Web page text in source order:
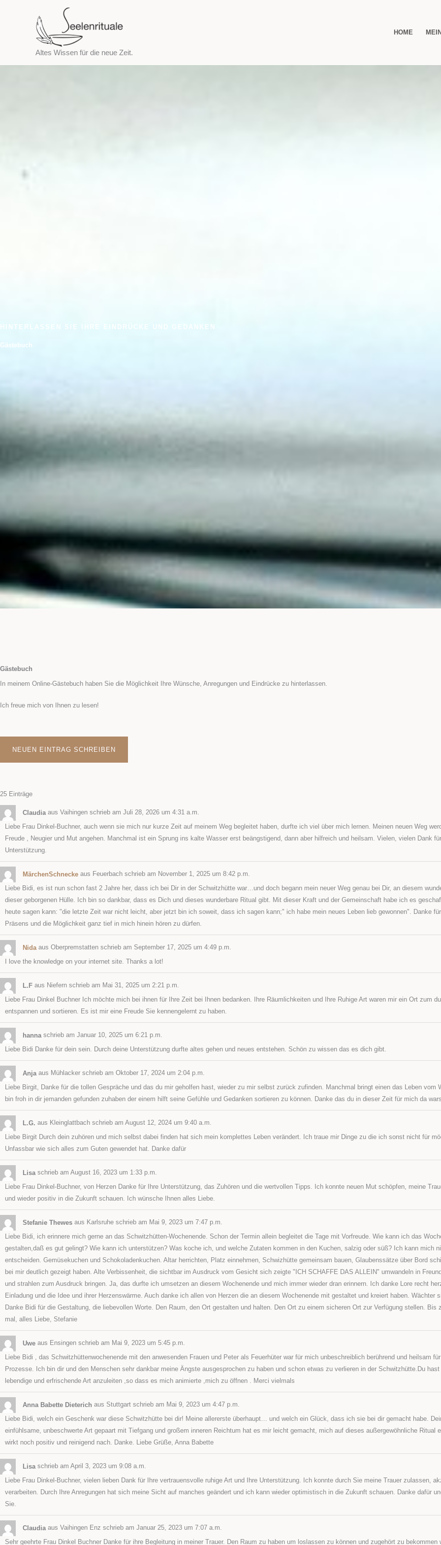
Altes Wissen für die neue Zeit.
HOME
HINTERLASSEN SIE IHRE EINDRÜCKE UND GEDANKEN
Gästebuch
Gästebuch
In meinem Online-Gästebuch haben Sie die Möglichkeit Ihre Wünsche, Anregungen und Eindrücke zu hinterlassen.
Ich freue mich von Ihnen zu lesen!
25 Einträge
Claudia aus Vaihingen schrieb am Juli 28, 2026 um 4:31 a.m.
Liebe Frau Dinkel-Buchner, auch wenn sie mich nur kurze Zeit auf meinem Weg begleitet haben, durfte ich viel über mich lernen. Meinen neuen Weg
Freude , Neugier und Mut angehen. Manchmal ist ein Sprung ins kalte Wasser erst beängstigend, dann aber hilfreich und heilsam. Vielen, vielen Dank
Unterstützung.
MärchenSchnecke aus Feuerbach schrieb am November 1, 2025 um 8:42 p.m.
Liebe Bidi, es ist nun schon fast 2 Jahre her, dass ich bei Dir in der Schwitzhütte war…und doch begann mein neuer Weg genau bei Dir, an diesem
dieser geborgenen Hülle. Ich bin so dankbar, dass es Dich und dieses wunderbare Ritual gibt. Mit dieser Kraft und der Gemeinschaft habe ich es
heute sagen kann: "die letzte Zeit war nicht leicht, aber jetzt bin ich soweit, dass ich sagen kann;" ich habe mein neues Leben lieb gewonnen". Danke
Präsens und die Möglichkeit ganz tief in mich hinein hören zu dürfen.
Nida aus Oberpremstatten schrieb am September 17, 2025 um 4:49 p.m.
I love the knowledge on your internet site. Thanks a lot!
L.F aus Niefern schrieb am Mai 31, 2025 um 2:21 p.m.
Liebe Frau Dinkel Buchner Ich möchte mich bei ihnen für Ihre Zeit bei Ihnen bedanken. Ihre Räumlichkeiten und Ihre Ruhige Art waren mir ein Ort zum
entspannen und sortieren. Es ist mir eine Freude Sie kennengelernt zu haben.
hanna schrieb am Januar 10, 2025 um 6:21 p.m.
Liebe Bidi Danke für dein sein. Durch deine Unterstützung durfte altes gehen und neues entstehen. Schön zu wissen das es dich gibt.
Anja aus Mühlacker schrieb am Oktober 17, 2024 um 2:04 p.m.
Liebe Birgit, Danke für die tollen Gespräche und das du mir geholfen hast, wieder zu mir selbst zurück zufinden. Manchmal bringt einen das Leben vom
bin froh in dir jemanden gefunden zuhaben der einem hilft seine Gefühle und Gedanken sortieren zu können. Danke das du in dieser Zeit für mich da
L.G. aus Kleinglattbach schrieb am August 12, 2024 um 9:40 a.m.
Liebe Birgit Durch dein zuhören und mich selbst dabei finden hat sich mein komplettes Leben verändert. Ich traue mir Dinge zu die ich sonst nicht für
Unfassbar wie sich alles zum Guten gewendet hat. Danke dafür
Lisa schrieb am August 16, 2023 um 1:33 p.m.
Liebe Frau Dinkel-Buchner, von Herzen Danke für Ihre Unterstützung, das Zuhören und die wertvollen Tipps. Ich konnte neuen Mut schöpfen, meine
und wieder positiv in die Zukunft schauen. Ich wünsche Ihnen alles Liebe.
Stefanie Thewes aus Karlsruhe schrieb am Mai 9, 2023 um 7:47 p.m.
Liebe Bidi, ich erinnere mich gerne an das Schwitzhütten-Wochenende. Schon der Termin allein begleitet die Tage mit Vorfreude. Wie kann ich das
gestalten,daß es gut gelingt? Wie kann ich unterstützen? Was koche ich, und welche Zutaten kommen in den Kuchen, salzig oder süß? Ich kann mich
entscheiden. Gemüsekuchen und Schokoladenkuchen. Altar herrichten, Platz einnehmen, Schwizhütte gemeinsam bauen, Glaubenssätze über Bord
bei mir deutlich gezeigt haben. Alte Verbissenheit, die sichtbar im Ausdruck vom Gesicht sich zeigte "ICH SCHAFFE DAS ALLEIN" umwandeln in
und strahlen zum Ausdruck bringen. Ja, das durfte ich umsetzen an diesem Wochenende und mich immer wieder dran erinnern. Ich danke Lore recht
Einladung und die Idee und ihrer Herzenswärme. Auch danke ich allen von Herzen die an diesem Wochenende mit gestaltet und kreiert haben. Wächter
Danke Bidi für die Gestaltung, die liebevollen Worte. Den Raum, den Ort gestalten und halten. Den Ort zu einem sicheren Ort zur Verfügung stellen. Bis
mal, alles Liebe, Stefanie
Uwe aus Ensingen schrieb am Mai 9, 2023 um 5:45 p.m.
Liebe Bidi , das Schwitzhüttenwochenende mit den anwesenden Frauen und Peter als Feuerhüter war für mich unbeschreiblich berührend und heilsam
Prozesse. Ich bin dir und den Menschen sehr dankbar meine Ängste ausgesprochen zu haben und schon etwas zu verlieren in der Schwitzhütte.Du
lebendige und erfrischende Art anzuleiten ,so dass es mich animierte ,mich zu öffnen . Merci vielmals
Anna Babette Dieterich aus Stuttgart schrieb am Mai 9, 2023 um 4:47 p.m.
Liebe Bidi, welch ein Geschenk war diese Schwitzhütte bei dir! Meine allererste überhaupt… und welch ein Glück, dass ich sie bei dir gemacht habe.
einfühlsame, unbeschwerte Art gepaart mit Tiefgang und großem inneren Reichtum hat es mir leicht gemacht, mich auf dieses außergewöhnliche Ritual
wirkt noch positiv und reinigend nach. Danke. Liebe Grüße, Anna Babette
Lisa schrieb am April 3, 2023 um 9:08 a.m.
Liebe Frau Dinkel-Buchner, vielen lieben Dank für Ihre vertrauensvolle ruhige Art und Ihre Unterstützung. Ich konnte durch Sie meine Trauer zulassen,
verarbeiten. Durch Ihre Anregungen hat sich meine Sicht auf manches geändert und ich kann wieder optimistisch in die Zukunft schauen. Danke dafür
Sie.
Claudia aus Vaihingen Enz schrieb am Januar 25, 2023 um 7:07 a.m.
Sehr geehrte Frau Dinkel Buchner Danke für ihre Begleitung in meiner Trauer. Den Raum zu haben um loslassen zu können und zugehört zu bekommen